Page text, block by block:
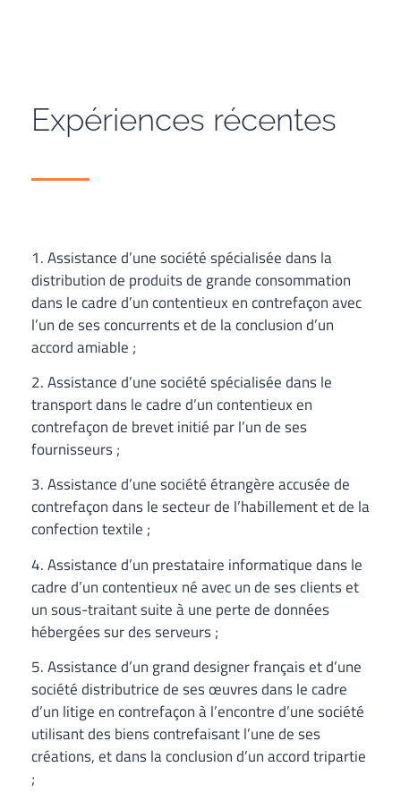
Expériences récentes
1. Assistance d’une société spécialisée dans la
distribution de produits de grande consommation
dans le cadre d’un contentieux en contrefaçon avec
l’un de ses concurrents et de la conclusion d’un
accord amiable ;
2. Assistance d’une société spécialisée dans le
transport dans le cadre d’un contentieux en
contrefaçon de brevet initié par l’un de ses
fournisseurs ;
3. Assistance d’une société étrangère accusée de
contrefaçon dans le secteur de l’habillement et de la
confection textile ;
4. Assistance d’un prestataire informatique dans le
cadre d’un contentieux né avec un de ses clients et
un sous-traitant suite à une perte de données
hébergées sur des serveurs ;
5. Assistance d’un grand designer français et d’une
société distributrice de ses œuvres dans le cadre
d’un litige en contrefaçon à l’encontre d’une société
utilisant des biens contrefaisant l’une de ses
créations, et dans la conclusion d’un accord tripartie
;